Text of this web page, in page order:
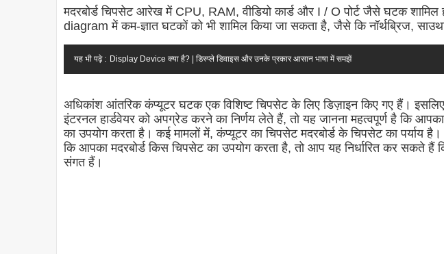
मदरबोर्ड चिपसेट आरेख में CPU, RAM, वीडियो कार्ड और I / O पोर्ट जैसे घटक
diagram में कम-ज्ञात घटकों को भी शामिल किया जा सकता है, जैसे कि नॉर्थब्रिज,
यह भी पढ़े : Display Device क्या है? | डिस्प्ले डिवाइस और उनके प्रकार आसान भाषा में समझें
अधिकांश आंतरिक कंप्यूटर घटक एक विशिष्ट चिपसेट के लिए डिज़ाइन किए गए हैं।
इंटरनल हार्डवेयर को अपग्रेड करने का निर्णय लेते हैं, तो यह जानना महत्वपूर्ण है कि
का उपयोग करता है। कई मामलों में, कंप्यूटर का चिपसेट मदरबोर्ड के चिपसेट का पर्याय
कि आपका मदरबोर्ड किस चिपसेट का उपयोग करता है, तो आप यह निर्धारित कर सकते
संगत हैं।